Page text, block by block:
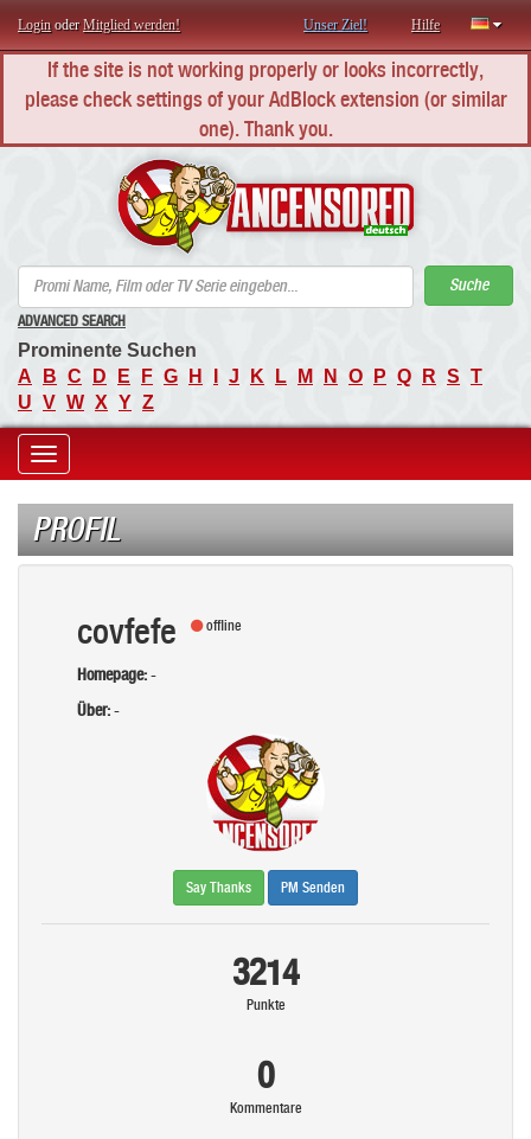
Login oderMitglied werden! Unser Ziel! Hilfe
If the site is not working properly or looks incorrectly,
please check settings of your AdBlock extension (or similar
one). Thank you.
Suche
ADVANCED SEARCH
Prominente Suchen
A
B C D E F G H J K L M N O P Q R S T
U V W X Y Z
Toggle
navigation
PROFIL
covfefe offline
Homepage:-
Über:-
Say Thanks PM Senden
3214
Punkte
0
Kommentare